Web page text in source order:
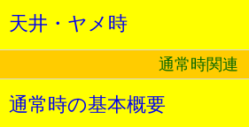
天井・ヤメ時
通常時関連
通常時の基本概要